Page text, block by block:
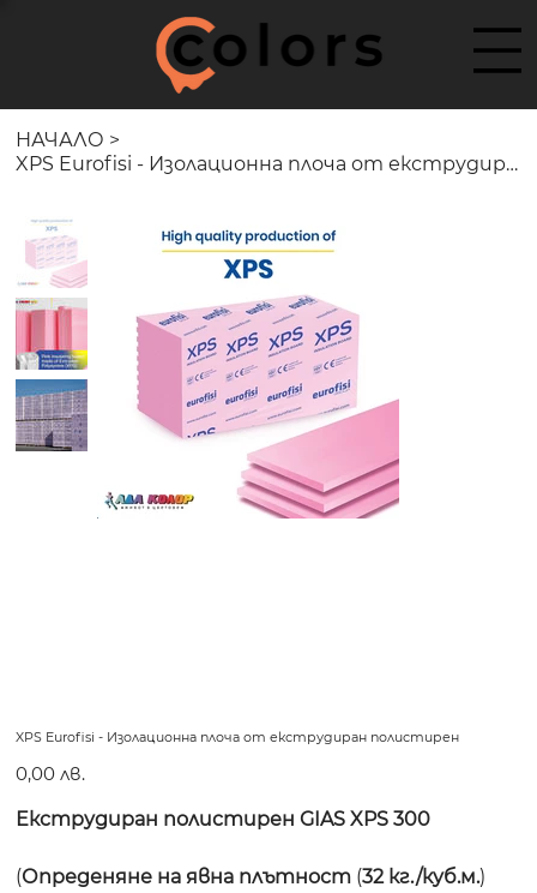
НАЧАЛО >
XPS Eurofisi - Изолационна плоча от екструдиран полистирен
XPS Eurofisi - Изолационна плоча от екструдиран полистирен
Цена
0,00 лв.
Екструдиран полистирен GIAS XPS 300
(Опреденяне на явна плътност (32 кг./куб.м.)